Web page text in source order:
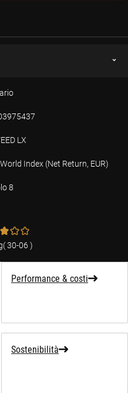
LX
Index (Net Return, EUR)
8
(30-06 )
Performance & costi
Sostenibilità